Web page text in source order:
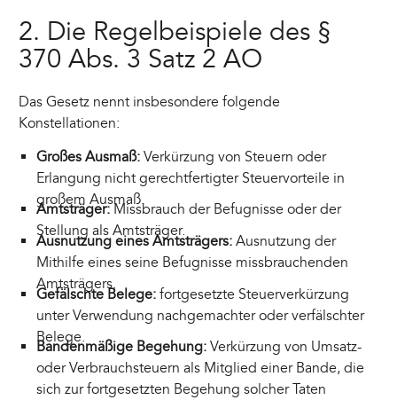
2. Die Regelbeispiele des §
370 Abs. 3 Satz 2 AO
Das Gesetz nennt insbesondere folgende
Konstellationen:
Großes Ausmaß:Verkürzung von Steuern oder
Erlangung nicht gerechtfertigter Steuervorteile in
großem Ausmaß.
Amtsträger:Missbrauch der Befugnisse oder der
Stellung als Amtsträger.
Ausnutzung eines Amtsträgers:Ausnutzung der
Mithilfe eines seine Befugnisse missbrauchenden
Amtsträgers.
Gefälschte Belege:fortgesetzte Steuerverkürzung
unter Verwendung nachgemachter oder verfälschter
Belege.
Bandenmäßige Begehung:Verkürzung von Umsatz-
oder Verbrauchsteuern als Mitglied einer Bande, die
sich zur fortgesetzten Begehung solcher Taten